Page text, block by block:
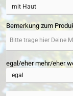
Bemerkung zum
egal/eher mehr/eher